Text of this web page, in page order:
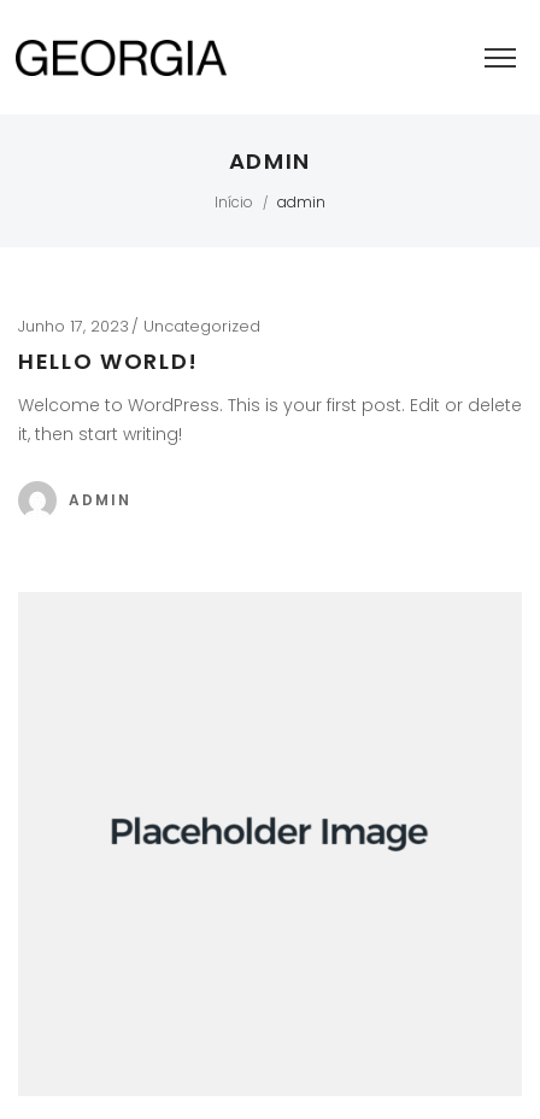
ADMIN
Início / admin
Junho 17, 2023 Uncategorized
HELLO WORLD!
Welcome to WordPress. This is your first post. Edit or delete
it, then start writing!
ADMIN